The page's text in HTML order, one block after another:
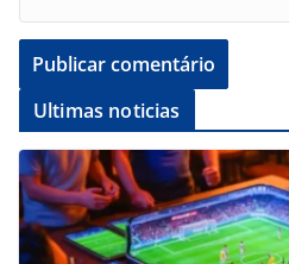
Ultimas noticias